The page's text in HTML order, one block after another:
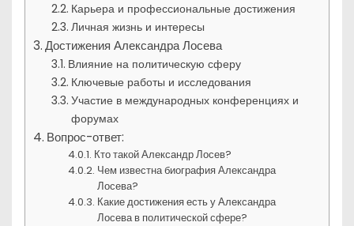
Карьера и профессиональные достижения
Личная жизнь и интересы
Достижения Александра Лосева
Влияние на политическую сферу
Ключевые работы и исследования
Участие в международных конференциях и
форумах
Вопрос-ответ:
Кто такой Александр Лосев?
Чем известна биография Александра
Лосева?
Какие достижения есть у Александра
Лосева в политической сфере?